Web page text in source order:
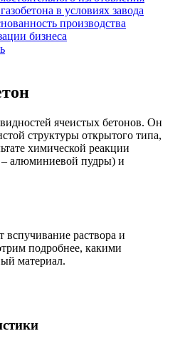
в условиях завода
производства
бизнеса
ячеистых бетонов. Он
структуры открытого типа,
химической реакции
– алюминиевой пудры) и
вспучивание раствора и
подробнее, какими
материал.